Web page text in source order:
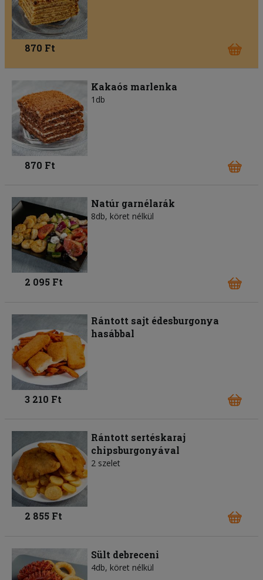
870 Ft
Kakaós marlenka
1db
870 Ft
Natúr garnélarák
8db, köret nélkül
2 095 Ft
Rántott sajt édesburgonya
hasábbal
3 210 Ft
Rántott sertéskaraj
chipsburgonyával
2 szelet
2 855 Ft
Sült debreceni
4db, köret nélkül